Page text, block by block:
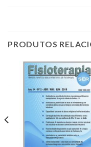
PRODUTOS